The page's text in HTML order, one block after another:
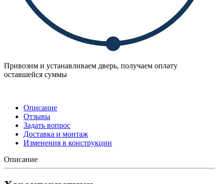
Привозим и устанавливаем дверь, получаем оплату
оставшейся суммы
Описание
Отзывы
Задать вопрос
Доставка и монтаж
Изменения в конструкции
Описание